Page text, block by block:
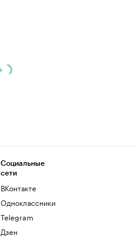
Социальные
сети
ВКонтакте
Одноклассники
Telegram
Дзен